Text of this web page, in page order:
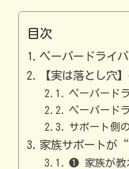
目次
ペーパードライ
【実は落とし穴
ペーパード
ペーパード
サポート側
家族サポートが
❶ 家族が教